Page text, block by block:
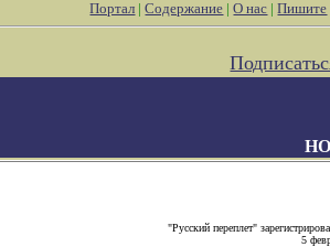
Портал |Содержание |О нас |Пишите
"Русский переплет"
5